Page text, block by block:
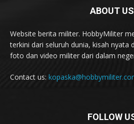
ABOUT US
Website berita militer. HobbyMiliter
terkini dari seluruh dunia, kisah nyata
foto dan video militer dari dalam
Contact us:
FOLLOW